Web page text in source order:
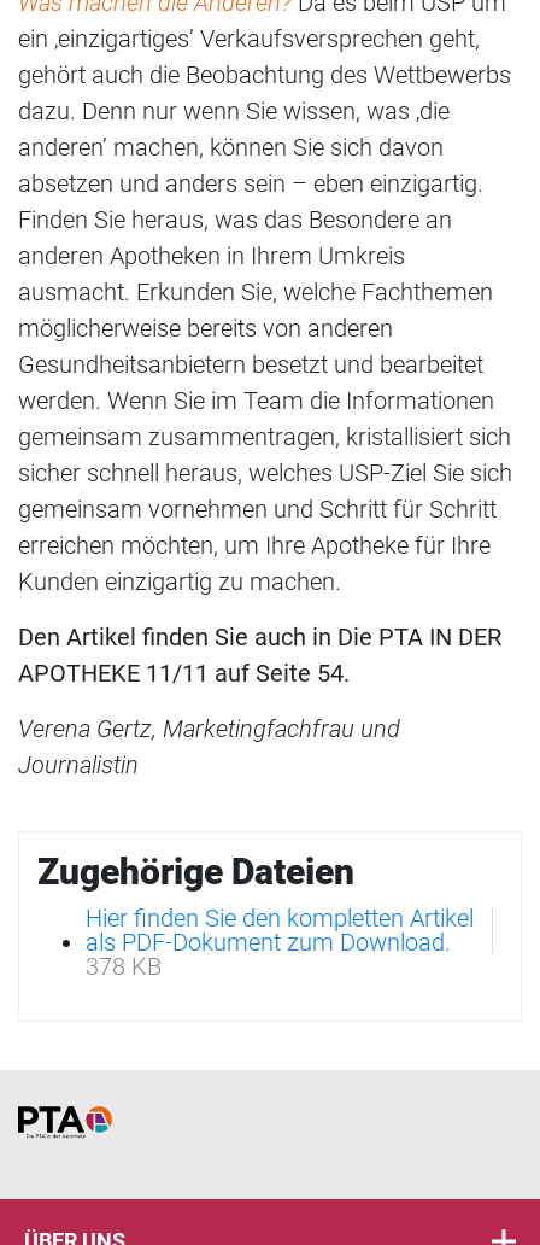
ein ‚einzigartiges’ Verkaufsversprechen geht,
gehört auch die Beobachtung des Wettbewerbs
dazu. Denn nur wenn Sie wissen, was ‚die
anderen’ machen, können Sie sich davon
absetzen und anders sein – eben einzigartig.
Finden Sie heraus, was das Besondere an
anderen Apotheken in Ihrem Umkreis
ausmacht. Erkunden Sie, welche Fachthemen
möglicherweise bereits von anderen
Gesundheitsanbietern besetzt und bearbeitet
werden. Wenn Sie im Team die Informationen
gemeinsam zusammentragen, kristallisiert sich
sicher schnell heraus, welches USP-Ziel Sie sich
gemeinsam vornehmen und Schritt für Schritt
erreichen möchten, um Ihre Apotheke für Ihre
Kunden einzigartig zu machen.
Den Artikel finden Sie auch in Die PTA IN DER
APOTHEKE 11/11 auf Seite 54.
Verena Gertz, Marketingfachfrau und
Journalistin
Zugehörige Dateien
Hier finden Sie den kompletten Artikel
als PDF-Dokument zum Download.
378 KB
Home